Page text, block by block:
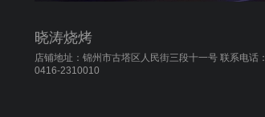
晓涛烧烤
店铺地址：锦州市古塔区人民街三段十一号 联系电话：
0416-2310010